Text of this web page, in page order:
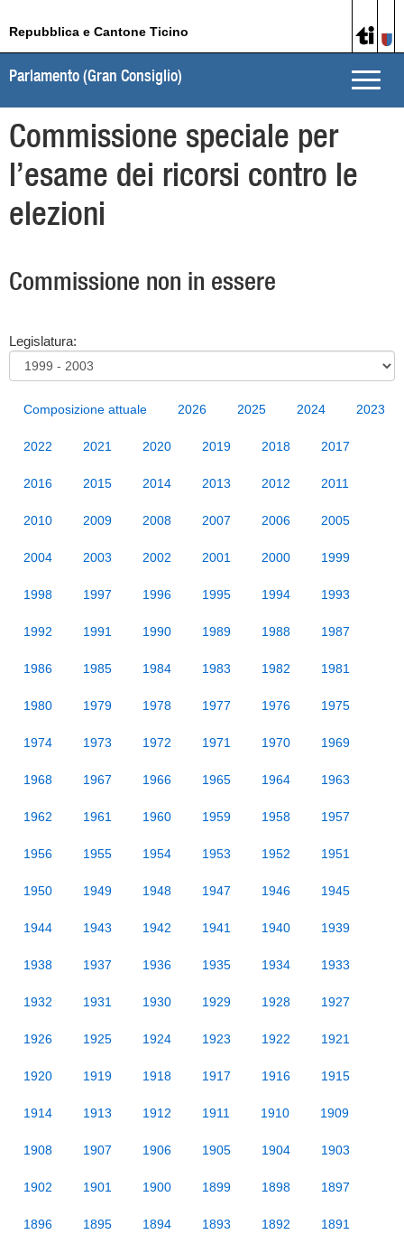
Repubblica e Cantone Ticino
Toggle
Parlamento (Gran Consiglio)
Commissione speciale per
l’esame dei ricorsi contro le
elezioni
Commissione non in essere
Legislatura:
Composizione attuale 2026 2025 2024 2023
2022 2021 2020 2019 2018 2017
2016 2015 2014 2013 2012 2011
2010 2009 2008 2007 2006 2005
2004 2003 2002 2001 2000 1999
1998 1997 1996 1995 1994 1993
1992 1991 1990 1989 1988 1987
1986 1985 1984 1983 1982 1981
1980 1979 1978 1977 1976 1975
1974 1973 1972 1971 1970 1969
1968 1967 1966 1965 1964 1963
1962 1961 1960 1959 1958 1957
1956 1955 1954 1953 1952 1951
1950 1949 1948 1947 1946 1945
1944 1943 1942 1941 1940 1939
1938 1937 1936 1935 1934 1933
1932 1931 1930 1929 1928 1927
1926 1925 1924 1923 1922 1921
1920 1919 1918 1917 1916 1915
1914 1913 1912 1911 1910 1909
1908 1907 1906 1905 1904 1903
1902 1901 1900 1899 1898 1897
1896 1895 1894 1893 1892 1891